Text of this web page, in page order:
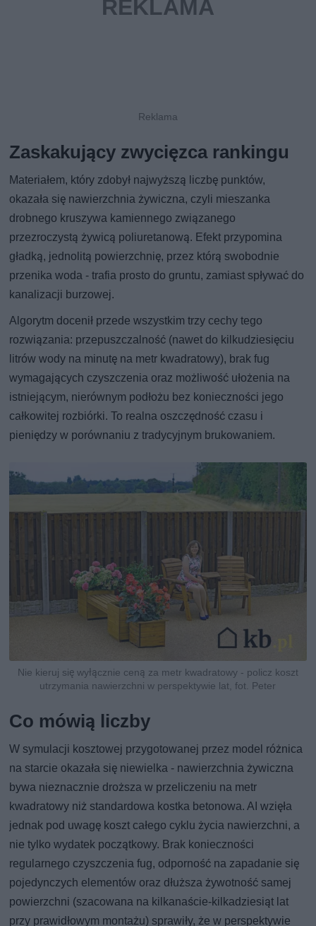
Zaskakujący zwycięzca rankingu
Materiałem, który zdobył najwyższą liczbę punktów,
okazała się nawierzchnia żywiczna, czyli mieszanka
drobnego kruszywa kamiennego związanego
przezroczystą żywicą poliuretanową. Efekt przypomina
gładką, jednolitą powierzchnię, przez którą swobodnie
przenika woda - trafia prosto do gruntu, zamiast spływać do
kanalizacji burzowej.
Algorytm docenił przede wszystkim trzy cechy tego
rozwiązania: przepuszczalność (nawet do kilkudziesięciu
litrów wody na minutę na metr kwadratowy), brak fug
wymagających czyszczenia oraz możliwość ułożenia na
istniejącym, nierównym podłożu bez konieczności jego
całkowitej rozbiórki. To realna oszczędność czasu i
pieniędzy w porównaniu z tradycyjnym brukowaniem.
Nie kieruj się wyłącznie ceną za metr kwadratowy - policz koszt
utrzymania nawierzchni w perspektywie lat, fot. Peter
Co mówią liczby
W symulacji kosztowej przygotowanej przez model różnica
na starcie okazała się niewielka - nawierzchnia żywiczna
bywa nieznacznie droższa w przeliczeniu na metr
kwadratowy niż standardowa kostka betonowa. AI wzięła
jednak pod uwagę koszt całego cyklu życia nawierzchni, a
nie tylko wydatek początkowy. Brak konieczności
regularnego czyszczenia fug, odporność na zapadanie się
pojedynczych elementów oraz dłuższa żywotność samej
powierzchni (szacowana na kilkanaście-kilkadziesiąt lat
przy prawidłowym montażu) sprawiły, że w perspektywie